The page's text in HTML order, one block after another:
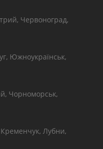
Червоноград,
Южноукраїнськ,
Чорноморськ,
Кременчук, Лубни,